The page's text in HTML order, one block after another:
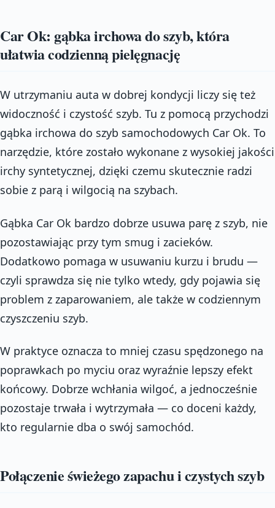
Car Ok: gąbka irchowa do szyb, która
ułatwia codzienną pielęgnację
W utrzymaniu auta w dobrej kondycji liczy się też
widoczność i czystość szyb. Tu z pomocą przychodzi
gąbka irchowa do szyb samochodowych Car Ok. To
narzędzie, które zostało wykonane z wysokiej jakości
irchy syntetycznej, dzięki czemu skutecznie radzi
sobie z parą i wilgocią na szybach.
Gąbka Car Ok bardzo dobrze usuwa parę z szyb, nie
pozostawiając przy tym smug i zacieków.
Dodatkowo pomaga w usuwaniu kurzu i brudu —
czyli sprawdza się nie tylko wtedy, gdy pojawia się
problem z zaparowaniem, ale także w codziennym
czyszczeniu szyb.
W praktyce oznacza to mniej czasu spędzonego na
poprawkach po myciu oraz wyraźnie lepszy efekt
końcowy. Dobrze wchłania wilgoć, a jednocześnie
pozostaje trwała i wytrzymała — co doceni każdy,
kto regularnie dba o swój samochód.
Połączenie świeżego zapachu i czystych szyb